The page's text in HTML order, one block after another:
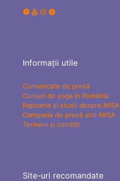
Informații utile
Comunicate de presă
Cursuri de yoga în România
Rapoarte și studii despre MISA
Campania de presă anti-MISA
Termeni și condiții
Site-uri recomandate